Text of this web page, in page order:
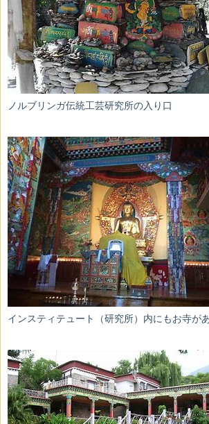
ノルブリンガ伝統工芸研究所の入り口
インスティテュート（研究所）内にもお寺が